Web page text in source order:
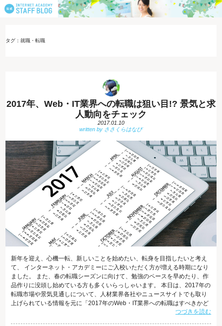
タグ：就職・転職
2017年、Web・IT業界への転職は狙い目!? 景気と求
人動向をチェック
2017.01.10
新年を迎え、心機一転、新しいことを始めたい、転身を目指したいと考え
て、 インターネット・アカデミーにご入校いただく方が増える時期になり
ました。 また、春の転職シーズンに向けて、勉強のペースを早めたり、作
品作りに没頭し始めている方も多くいらっしゃいます。 本日は、2017年の
転職市場や景気見通しについて、人材業界各社やニュースサイトでも取り
上げられている情報を元に「2017年のWeb・IT業界への転職はすべきかど
うか」を考えてみたいと思います。 2017年も人手不足が課題 帝国データ
つづきを読む